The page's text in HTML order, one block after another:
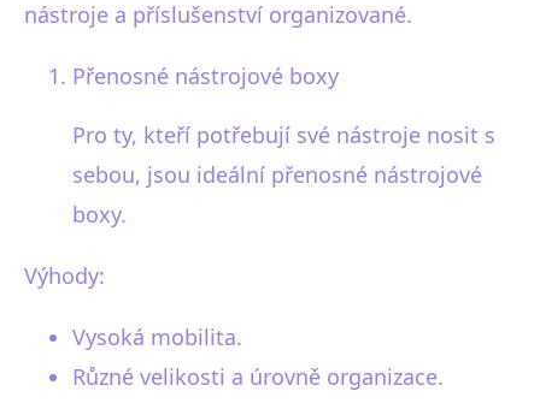
nástroje a příslušenství organizované.
Přenosné nástrojové boxy
Pro ty, kteří potřebují své nástroje nosit s
sebou, jsou ideální přenosné nástrojové
boxy.
Výhody:
Vysoká mobilita.
Různé velikosti a úrovně organizace.